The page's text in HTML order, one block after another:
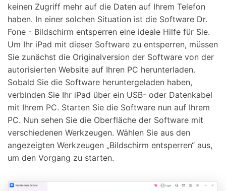
keinen Zugriff mehr auf die Daten auf Ihrem Telefon
haben. In einer solchen Situation ist die Software Dr.
Fone - Bildschirm entsperren eine ideale Hilfe für Sie.
Um Ihr iPad mit dieser Software zu entsperren, müssen
Sie zunächst die Originalversion der Software von der
autorisierten Website auf Ihren PC herunterladen.
Sobald Sie die Software heruntergeladen haben,
verbinden Sie Ihr iPad über ein USB- oder Datenkabel
mit Ihrem PC. Starten Sie die Software nun auf Ihrem
PC. Nun sehen Sie die Oberfläche der Software mit
verschiedenen Werkzeugen. Wählen Sie aus den
angezeigten Werkzeugen „Bildschirm entsperren“ aus,
um den Vorgang zu starten.